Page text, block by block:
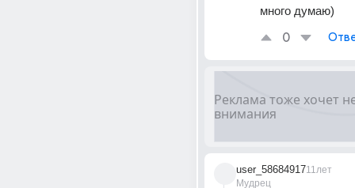
много думаю)
0
user_58684917
Мудрец
11лет